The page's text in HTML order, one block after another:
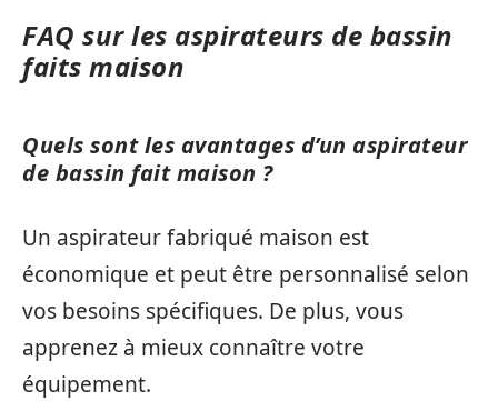
FAQ sur les aspirateurs de bassin
faits maison
Quels sont les avantages d’un aspirateur
de bassin fait maison ?
Un aspirateur fabriqué maison est
économique et peut être personnalisé selon
vos besoins spécifiques. De plus, vous
apprenez à mieux connaître votre
équipement.